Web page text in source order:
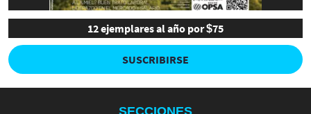
12 ejemplares al año por $75
SUSCRIBIRSE
SECCIONES